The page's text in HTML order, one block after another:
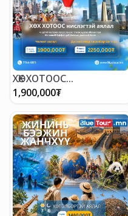
ХӨХ ХОТООС
НИСЛЭГТЭЙ ШАНХАЙН
ЧӨЛӨӨТ АЯЛАЛ
1,900,000₮